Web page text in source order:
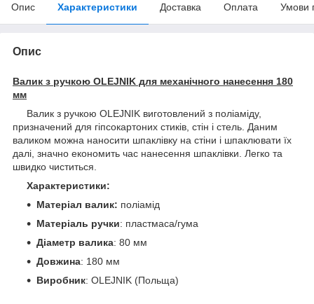
Опис Характеристики Доставка Оплата Умови
Опис
Валик з ручкою OLEJNIK для механічного нанесення 180
мм
Валик з ручкою OLEJNIK виготовлений з поліаміду,
призначений для гіпсокартоних стиків, стін і стель. Даним
валиком можна наносити шпаклівку на стіни і шпаклювати їх
далі, значно економить час нанесення шпаклівки. Легко та
швидко чиститься.
Характеристики:
Матеріал валик: поліамід
Матеріаль ручки: пластмаса/гума
Діаметр валика: 80 мм
Довжина: 180 мм
Виробник: OLEJNIK (Польща)